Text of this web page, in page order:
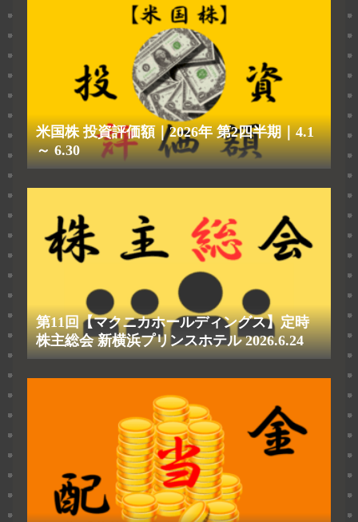
米国株 投資評価額｜2026年 第2四半期｜4.1
～ 6.30
第11回【マクニカホールディングス】定時
株主総会 新横浜プリンスホテル 2026.6.24